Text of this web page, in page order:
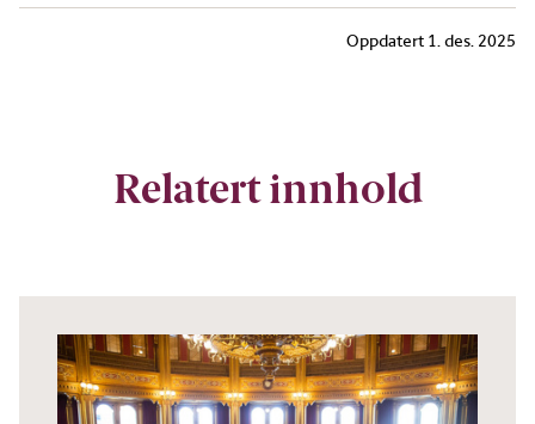
Oppdatert1. des. 2025
Relatert innhold